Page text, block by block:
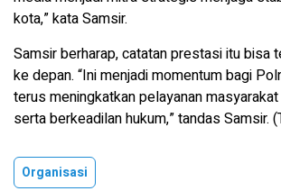
kota,” kata Samsir.
Samsir berharap, catatan prestasi itu bisa
ke depan. “Ini menjadi momentum bagi
terus meningkatkan pelayanan
serta berkeadilan hukum,” tandas Samsir.
Organisasi